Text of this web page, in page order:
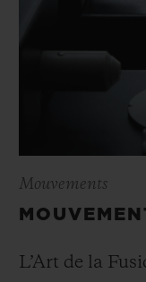
Mouvements
L’Art de la